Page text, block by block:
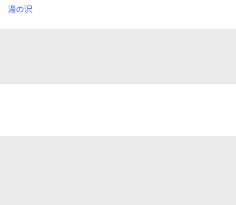
湯の沢